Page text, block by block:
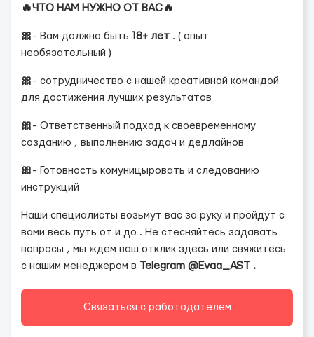
🔥ЧТО НАМ НУЖНО ОТ ВАС🔥
🎀 - Вам должно быть 18+ лет . ( опыт
необязательный )
🎀 - сотрудничество с нашей креативной командой
для достижения лучших результатов
🎀 - Ответственный подход к своевременному
созданию , выполнению задач и дедлайнов
🎀 - Готовность комуницыровать и следованию
инструкций
Наши специалисты возьмут вас за руку и пройдут с
вами весь путь от и до . Не стесняйтесь задавать
вопросы , мы ждем ваш отклик здесь или свяжитесь
с нашим менеджером в
Telegram @Evaa_AST .
Связаться с работодателем